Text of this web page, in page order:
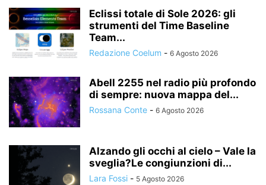
Eclissi totale di Sole 2026: gli
strumenti del Time Baseline
Team...
Redazione Coelum - 6 Agosto 2026
Abell 2255 nel radio più profondo
di sempre: nuova mappa del...
Rossana Conte - 6 Agosto 2026
Alzando gli occhi al cielo – Vale la
sveglia?Le congiunzioni di...
Lara Fossi - 5 Agosto 2026